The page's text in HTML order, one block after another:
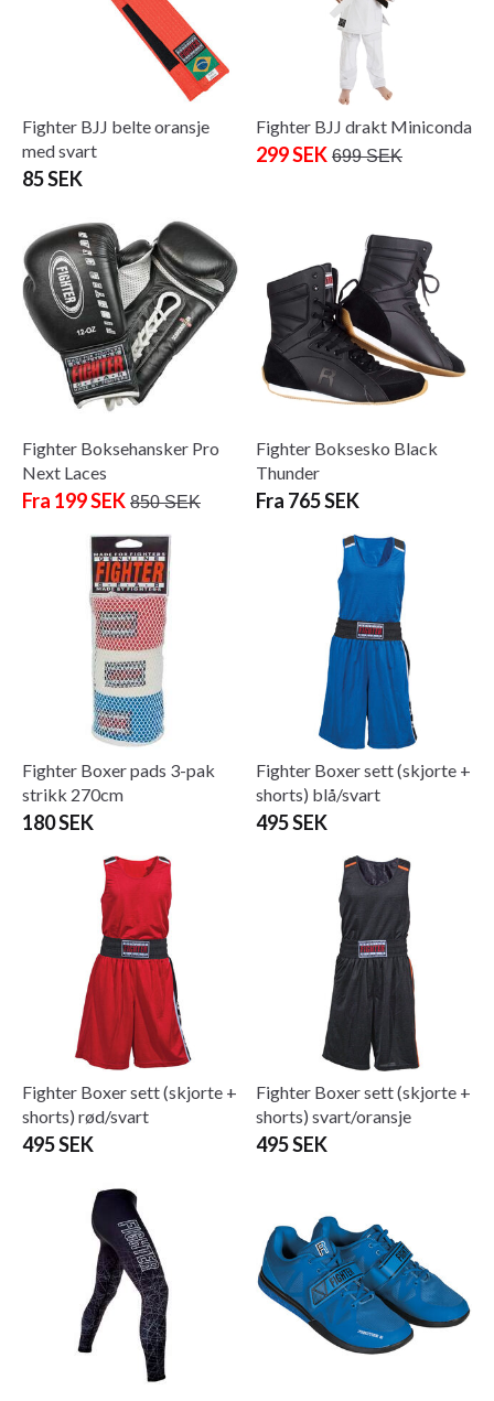
Fighter BJJ belte oransje
med svart
85 SEK
Fighter BJJ drakt Miniconda
299 SEK 699 SEK
Fighter Boksehansker Pro
Next Laces
Fra 199 SEK 850 SEK
Fighter Boksesko Black
Thunder
Fra 765 SEK
Fighter Boxer pads 3-pak
strikk 270cm
180 SEK
Fighter Boxer sett (skjorte +
shorts) blå/svart
495 SEK
Fighter Boxer sett (skjorte +
shorts) rød/svart
495 SEK
Fighter Boxer sett (skjorte +
shorts) svart/oransje
495 SEK